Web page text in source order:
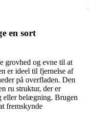
en sort
grovhed og evne til at
er ideel til fjernelse af
på overfladen. Den
ru struktur, der er
eller belægning. Brugen
fremskynde